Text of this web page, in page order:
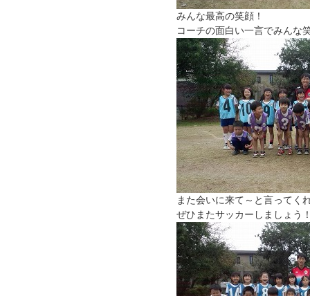
みんな最高の笑顔！
コーチの面白い一言でみんな
また会いに来て～と言ってく
ぜひまたサッカーしましょう